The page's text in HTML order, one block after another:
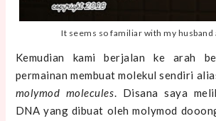
It seems so familiar with my husband
Kemudian kami berjalan ke arah
permainan membuat molekul sendiri
molymod molecules. Disana saya
DNA yang dibuat oleh molymod